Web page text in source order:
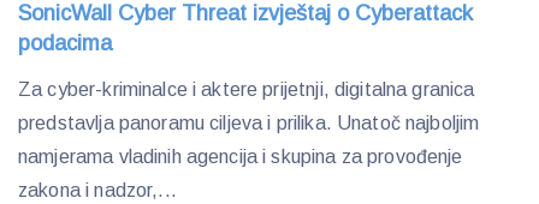
SonicWall Cyber Threat izvještaj o Cyberattack
podacima
Za cyber-kriminalce i aktere prijetnji, digitalna granica
predstavlja panoramu ciljeva i prilika. Unatoč najboljim
namjerama vladinih agencija i skupina za provođenje
zakona i nadzor,...